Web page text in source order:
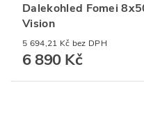
Dalekohled Fomei
Vision
5 694,21 Kč bez DPH
6 890 Kč